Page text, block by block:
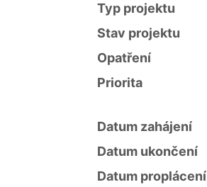
Typ projektu
Stav projektu
Opatření
Priorita
Datum zahájení
Datum ukončení
Datum proplácení